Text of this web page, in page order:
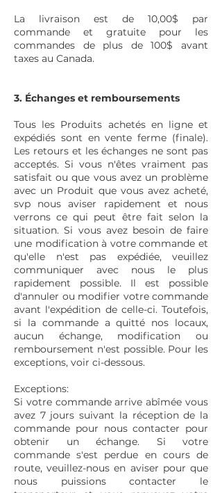
La livraison est de 10,00$ par
commande et gratuite pour les
commandes de plus de 100$ avant
taxes au Canada.
3. Échanges et remboursements
Tous les Produits achetés en ligne et
expédiés sont en vente ferme (finale).
Les retours et les échanges ne sont pas
acceptés. Si vous n'êtes vraiment pas
satisfait ou que vous avez un problème
avec un Produit que vous avez acheté,
svp nous aviser rapidement et nous
verrons ce qui peut être fait selon la
situation. Si vous avez besoin de faire
une modification à votre commande et
qu'elle n'est pas expédiée, veuillez
communiquer avec nous le plus
rapidement possible. Il est possible
d'annuler ou modifier votre commande
avant l'expédition de celle-ci. Toutefois,
si la commande a quitté nos locaux,
aucun échange, modification ou
remboursement n'est possible. Pour les
exceptions, voir ci-dessous.
Exceptions:
Si votre commande arrive abîmée vous
avez 7 jours suivant la réception de la
commande pour nous contacter pour
obtenir un échange. Si votre
commande s'est perdue en cours de
route, veuillez-nous en aviser pour que
nous puissions contacter le